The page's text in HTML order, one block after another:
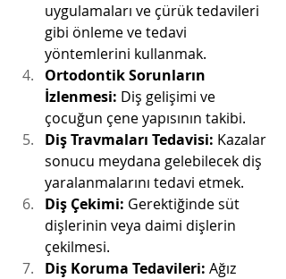
uygulamaları ve çürük tedavileri
gibi önleme ve tedavi
yöntemlerini kullanmak.
Ortodontik Sorunların
İzlenmesi: Diş gelişimi ve
çocuğun çene yapısının takibi.
Diş Travmaları Tedavisi: Kazalar
sonucu meydana gelebilecek diş
yaralanmalarını tedavi etmek.
Diş Çekimi: Gerektiğinde süt
dişlerinin veya daimi dişlerin
çekilmesi.
Diş Koruma Tedavileri: Ağız